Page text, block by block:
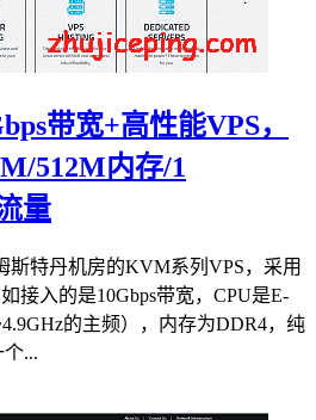
带宽+高性能VPS，
512M内存/1
量
斯特丹机房的KVM系列VPS，采用
接入的是10Gbps带宽，CPU是E-
的主频），内存为DDR4，纯
...